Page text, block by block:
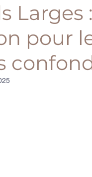
Larges
pour